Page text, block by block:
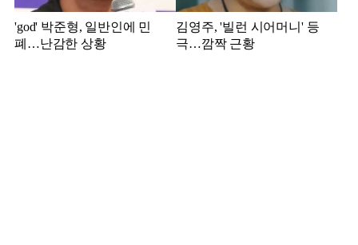
'god' 박준형, 일반인에 민
폐…난감한 상황
김영주, '빌런 시어머니' 등
극…깜짝 근황